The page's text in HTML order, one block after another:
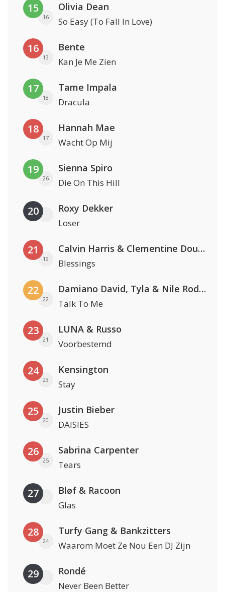
15
16
Olivia Dean
So Easy (To Fall In Love)
16
13
Bente
Kan Je Me Zien
17
18
Tame Impala
Dracula
18
17
Hannah Mae
Wacht Op Mij
19
26
Sienna Spiro
Die On This Hill
20 Roxy Dekker
Loser
21
19
Calvin Harris & Clementine Douglas
Blessings
22
22
Damiano David, Tyla & Nile Rodgers
Talk To Me
23
21
LUNA & Russo
Voorbestemd
24
23
Kensington
Stay
25
20
Justin Bieber
DAISIES
26
25
Sabrina Carpenter
Tears
27 Bløf & Racoon
Glas
28
24
Turfy Gang & Bankzitters
Waarom Moet Ze Nou Een DJ Zijn
29 Rondé
Never Been Better